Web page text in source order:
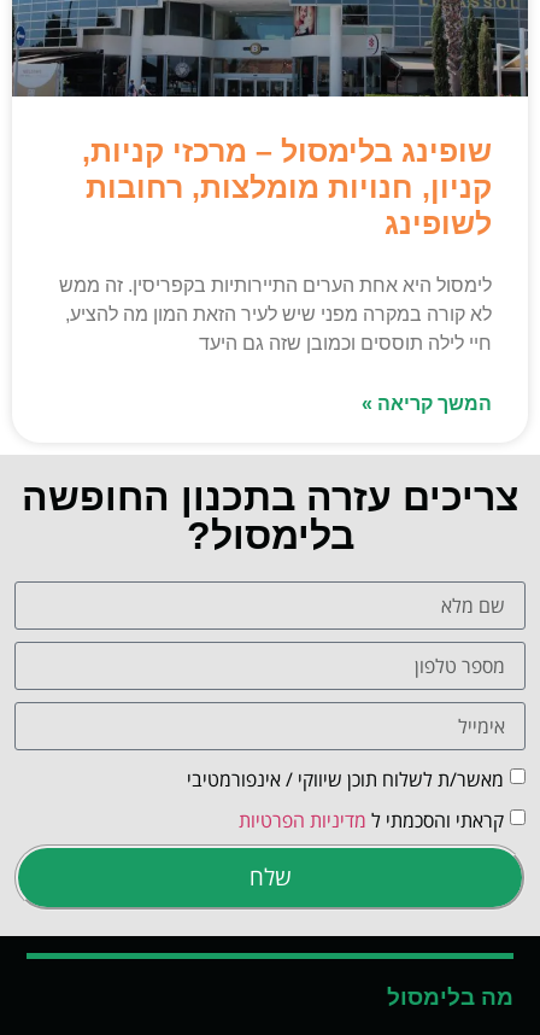
שופינג בלימסול – מרכזי קניות,
קניון, חנויות מומלצות, רחובות
לשופינג
לימסול היא אחת הערים התיירותיות בקפריסין. זה ממש
לא קורה במקרה מפני שיש לעיר הזאת המון מה להציע,
חיי לילה תוססים וכמובן שזה גם היעד
המשך קריאה »
צריכים עזרה בתכנון החופשה
בלימסול?
מאשר/ת לשלוח תוכן שיווקי / אינפורמטיבי
קראתי והסכמתי ל מדיניות הפרטיות
שלח
מה בלימסול